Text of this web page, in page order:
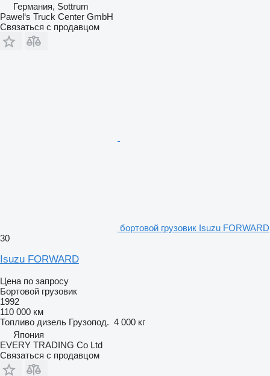
Германия, Sottrum
Pawel‘s Truck Center GmbH
Связаться с продавцом
бортовой грузовик Isuzu FORWARD
30
Isuzu FORWARD
Цена по запросу
Бортовой грузовик
1992
110 000 км
Топливо дизель Грузопод. 4 000 кг
Япония
EVERY TRADING Co Ltd
Связаться с продавцом